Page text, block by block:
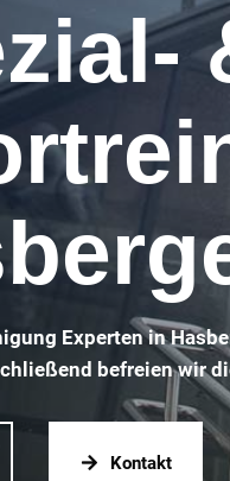
Experten in
befreien wir
Kontakt